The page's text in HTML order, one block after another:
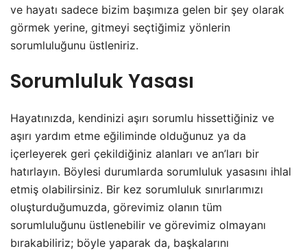
ve hayatı sadece bizim başımıza gelen bir şey olarak
görmek yerine, gitmeyi seçtiğimiz yönlerin
sorumluluğunu üstleniriz.
Sorumluluk Yasası
Hayatınızda, kendinizi aşırı sorumlu hissettiğiniz ve
aşırı yardım etme eğiliminde olduğunuz ya da
içerleyerek geri çekildiğiniz alanları ve an’ları bir
hatırlayın. Böylesi durumlarda sorumluluk yasasını ihlal
etmiş olabilirsiniz. Bir kez sorumluluk sınırlarımızı
oluşturduğumuzda, görevimiz olanın tüm
sorumluluğunu üstlenebilir ve görevimiz olmayanı
bırakabiliriz; böyle yaparak da, başkalarını